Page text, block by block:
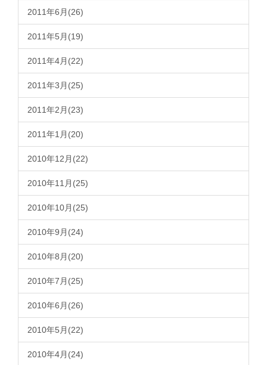
2011年6月(26)
2011年5月(19)
2011年4月(22)
2011年3月(25)
2011年2月(23)
2011年1月(20)
2010年12月(22)
2010年11月(25)
2010年10月(25)
2010年9月(24)
2010年8月(20)
2010年7月(25)
2010年6月(26)
2010年5月(22)
2010年4月(24)